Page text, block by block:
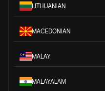
LITHUANIAN
MACEDONIAN
MALAY
MALAYALAM